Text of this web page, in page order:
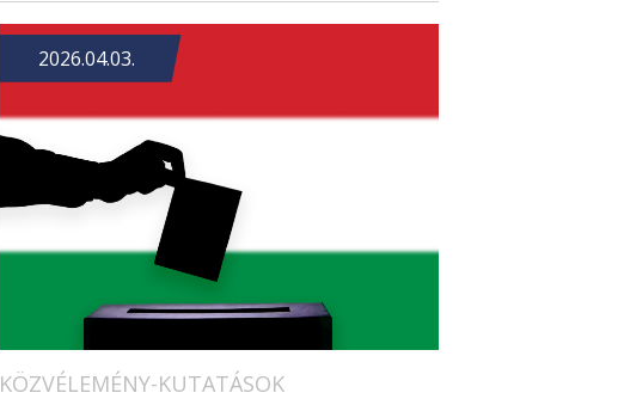
2026.04.03.
KÖZVÉLEMÉNY-KUTATÁSOK